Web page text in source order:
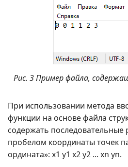
Рис. 3 Пример файла,
При использовании метода
функции на основе файла
содержать последовательные
пробелом координаты точек
ордината»: x1 y1 x2 y2 ... xn yn.